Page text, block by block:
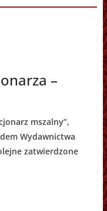
–
mszalny”,
Wydawnictwa
zatwierdzone